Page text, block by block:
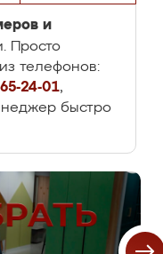
и
Просто
телефонов:
24-01,
быстро